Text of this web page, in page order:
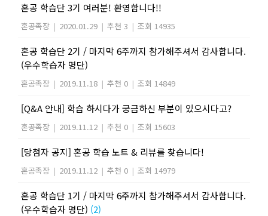
혼공 학습단 3기 여러분! 환영합니다!!
혼공족장 | 2020.01.29 | 추천 3 | 조회 14935
혼공 학습단 2기 / 마지막 6주까지 참가해주셔서 감사합니다.
(우수학습자 명단)
혼공족장 | 2019.11.18 | 추천 0 | 조회 14849
[Q&A 안내] 학습 하시다가 궁금하신 부분이 있으시다고?
혼공족장 | 2019.11.12 | 추천 0 | 조회 15603
[당첨자 공지] 혼공 학습 노트 & 리뷰를 찾습니다!
혼공족장 | 2019.11.12 | 추천 0 | 조회 14979
혼공 학습단 1기 / 마지막 6주까지 참가해주셔서 감사합니다.
(우수학습자 명단) (2)